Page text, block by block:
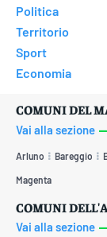
Politica
Territorio
Sport
Economia
COMUNI DEL
Vai alla sezione
Arluno Bareggio
Magenta
COMUNI
Vai alla sezione